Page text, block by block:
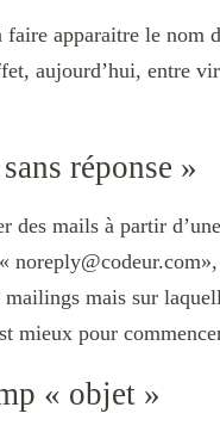
faire apparaitre le nom
aujourd’hui, entre
réponse »
des mails à partir
mailings mais sur
mieux pour
« objet »